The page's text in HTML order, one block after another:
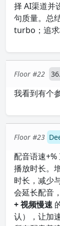
择 AI渠道并
句质量。总
turbo；追求
Floor #22
我看到有个
Floor #23
配音语速
播放时长。
时长，减少
会延长配音
+ 视频慢速
认），让加